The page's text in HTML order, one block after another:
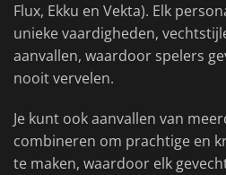
Flux, Ekku en Vekta). Elk
unieke vaardigheden,
aanvallen, waardoor spelers
nooit vervelen.
Je kunt ook aanvallen van
combineren om prachtige en
te maken, waardoor elk